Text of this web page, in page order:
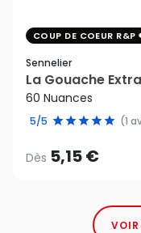
COUP DE COEUR R&P
Sennelier
La Gouache
60 Nuances
5/5 (1
Dès 5,15 €
VOIR